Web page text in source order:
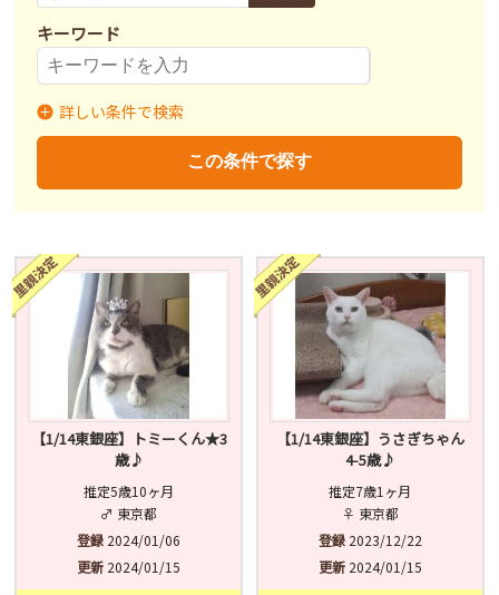
キーワード
募集状況
不妊去勢手術
済 未 不明
詳しい条件で検索
この条件で探す
【1/14東銀座】トミーくん★3
歳♪
推定5歳10ヶ月
♂ 東京都
登録 2024/01/06
更新 2024/01/15
【1/14東銀座】うさぎちゃん
4-5歳♪
推定7歳1ヶ月
♀ 東京都
登録2023/12/22
更新2024/01/15